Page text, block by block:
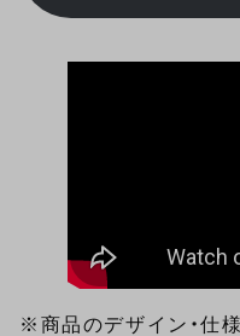
※商品のデザイン・仕